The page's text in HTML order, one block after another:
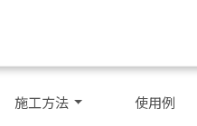
施工方法 使用例